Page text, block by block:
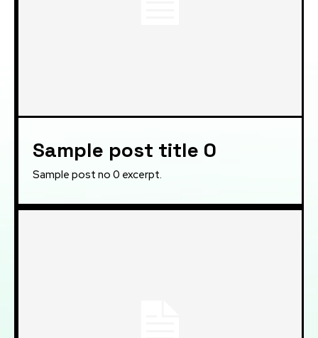
Sample post title 0
Sample post no 0 excerpt.